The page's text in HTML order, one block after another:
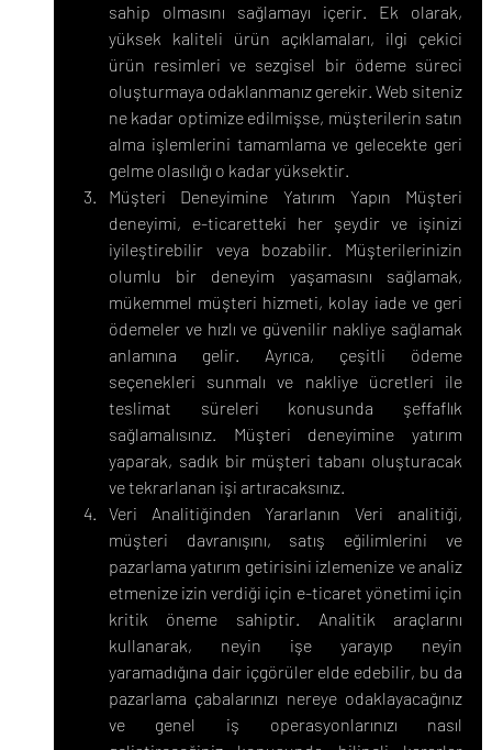
sahip olmasını sağlamayı içerir. Ek olarak,
yüksek kaliteli ürün açıklamaları, ilgi çekici
ürün resimleri ve sezgisel bir ödeme süreci
oluşturmaya odaklanmanız gerekir. Web siteniz
ne kadar optimize edilmişse, müşterilerin satın
alma işlemlerini tamamlama ve gelecekte geri
gelme olasılığı o kadar yüksektir.
Müşteri Deneyimine Yatırım Yapın Müşteri
deneyimi, e-ticaretteki her şeydir ve işinizi
iyileştirebilir veya bozabilir. Müşterilerinizin
olumlu bir deneyim yaşamasını sağlamak,
mükemmel müşteri hizmeti, kolay iade ve geri
ödemeler ve hızlı ve güvenilir nakliye sağlamak
anlamına gelir. Ayrıca, çeşitli ödeme
seçenekleri sunmalı ve nakliye ücretleri ile
teslimat süreleri konusunda şeffaflık
sağlamalısınız. Müşteri deneyimine yatırım
yaparak, sadık bir müşteri tabanı oluşturacak
ve tekrarlanan işi artıracaksınız.
Veri Analitiğinden Yararlanın Veri analitiği,
müşteri davranışını, satış eğilimlerini ve
pazarlama yatırım getirisini izlemenize ve analiz
etmenize izin verdiği için e-ticaret yönetimi için
kritik öneme sahiptir. Analitik araçlarını
kullanarak, neyin işe yarayıp neyin
yaramadığına dair içgörüler elde edebilir, bu da
pazarlama çabalarınızı nereye odaklayacağınız
ve genel iş operasyonlarınızı nasıl